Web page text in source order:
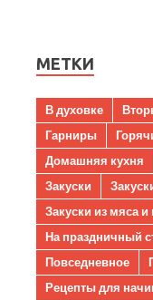
МЕТКИ
В духовке
Гарниры
Домашняя кухня
Закуски
Закуски из мяса
На праздничный
Повседневное
Рецепты для